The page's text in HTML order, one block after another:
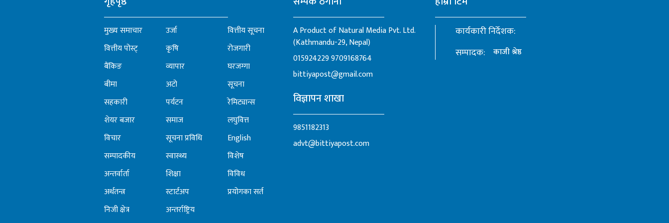
मुख्य समाचार
वित्तीय पोस्ट्
बैंकिङ
बीमा
सहकारी
शेयर बजार
विचार
सम्पादकीय
अन्तर्वार्ता
अर्थतन्त्र
निजी क्षेत्र
उर्जा
कृषि
व्यापार
अटो
पर्यटन
समाज
सूचना प्रविधि
स्वास्थ्य
शिक्षा
स्टार्टअप
अन्तर्राष्ट्रिय
वित्तीय सूचना
रोजगारी
घरजग्गा
सूचना
रेमिट्यान्स
लघुवित्त
English
विशेष
विविध
प्रयोगका सर्त
A Product of Natural Media Pvt. Ltd.
(Kathmandu-29, Nepal)
0159242299709168764
bittiyapost@gmail.com
विज्ञापन शाखा
9851182313
advt@bittiyapost.com
कार्यकारी निर्देशक:
सम्पादक:
काजी श्रेष्ठ